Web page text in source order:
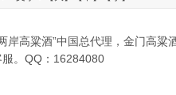
高粱酒”中国总代理，金门高粱
。QQ：16284080